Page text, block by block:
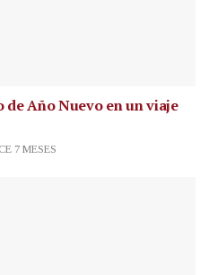
de Año Nuevo en un viaje
7 MESES